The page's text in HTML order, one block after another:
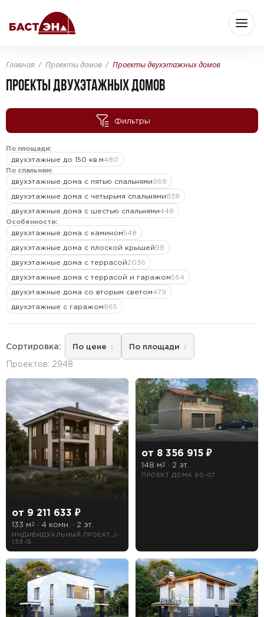
Главная Проекты домов Проекты двухэтажных домов
ПРОЕКТЫ ДВУХЭТАЖНЫХ ДОМОВ
Фильтры
По площади:
двухэтажные до 150 кв.м480
По спальням:
двухэтажные дома с пятью спальнями969
двухэтажные дома с четырьмя спальнями838
двухэтажные дома с шестью спальнями448
Особенности:
двухэтажные дома с камином548
двухэтажные дома с плоской крышей98
двухэтажные дома с террасой2036
двухэтажные дома с террасой и гаражом564
двухэтажные дома со вторым светом479
двухэтажные с гаражом865
Сортировка: По цене По площади
Проектов: 2948
от 9 211 633 ₽
133 м2 · 4 комн. · 2 эт.
ИНДИВИДУАЛЬНЫЙ ПРОЕКТ J-
133-G
от 8 356 915 ₽
148 м2 · 2 эт.
ПРОЕКТ ДОМА 90-07
Бюджет
Площадь
От м2 — До
Комнат
От
Этажность
2 этажные дома
3 этажные дома
Тип кровли
Мансардная
Чердачная
Длина
Ширина